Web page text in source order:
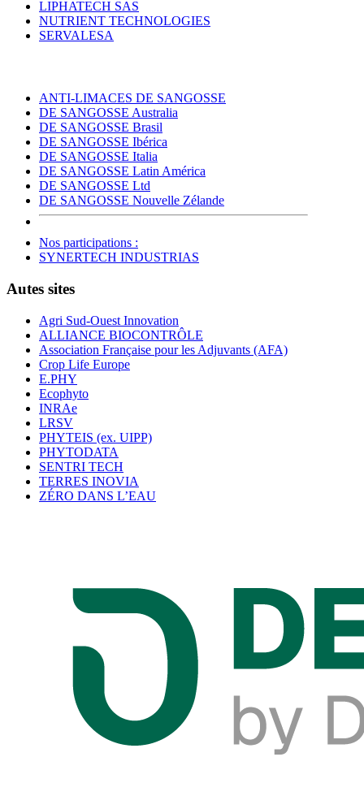
LIPHATECH SAS
NUTRIENT TECHNOLOGIES
SERVALESA
ANTI-LIMACES DE SANGOSSE
DE SANGOSSE Australia
DE SANGOSSE Brasil
DE SANGOSSE Ibérica
DE SANGOSSE Italia
DE SANGOSSE Latin América
DE SANGOSSE Ltd
DE SANGOSSE Nouvelle Zélande
Nos participations :
SYNERTECH INDUSTRIAS
Autes sites
Agri Sud-Ouest Innovation
ALLIANCE BIOCONTRÔLE
Association Française pour les Adjuvants (AFA)
Crop Life Europe
E.PHY
Ecophyto
INRAe
LRSV
PHYTEIS (ex. UIPP)
PHYTODATA
SENTRI TECH
TERRES INOVIA
ZÉRO DANS L’EAU